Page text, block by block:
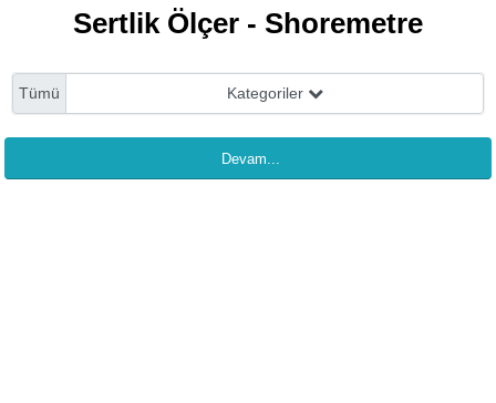
Sertlik Ölçer - Shoremetre
Tümü Kategoriler
Devam...